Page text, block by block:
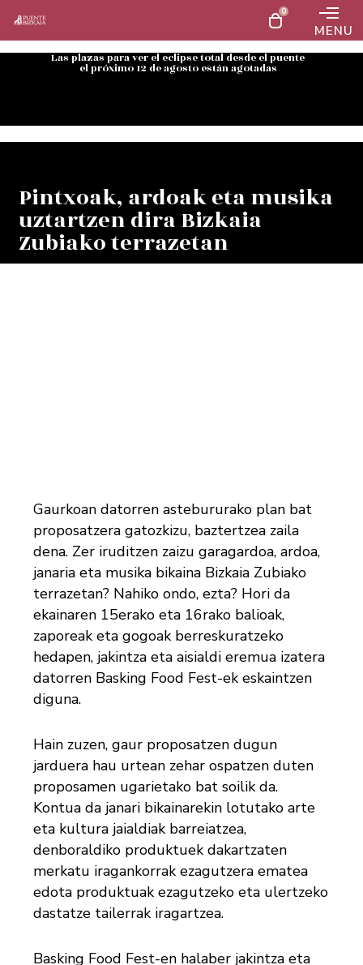
0
MENU
Las plazas para ver el eclipse total desde el puente
el próximo 12 de agosto están agotadas
Pintxoak, ardoak eta musika
uztartzen dira Bizkaia
Zubiako terrazetan
Gaurkoan datorren astebururako plan bat
proposatzera gatozkizu, baztertzea zaila
dena. Zer iruditzen zaizu garagardoa, ardoa,
janaria eta musika bikaina Bizkaia Zubiako
terrazetan? Nahiko ondo, ezta? Hori da
ekainaren 15erako eta 16rako balioak,
zaporeak eta gogoak berreskuratzeko
hedapen, jakintza eta aisialdi eremua izatera
datorren Basking Food Fest-ek eskaintzen
diguna.
Hain zuzen, gaur proposatzen dugun
jarduera hau urtean zehar ospatzen duten
proposamen ugarietako bat soilik da.
Kontua da janari bikainarekin lotutako arte
eta kultura jaialdiak barreiatzea,
denboraldiko produktuek dakartzaten
merkatu iragankorrak ezagutzera ematea
edota produktuak ezagutzeko eta ulertzeko
dastatze tailerrak iragartzea.
Basking Food Fest-en halaber jakintza eta